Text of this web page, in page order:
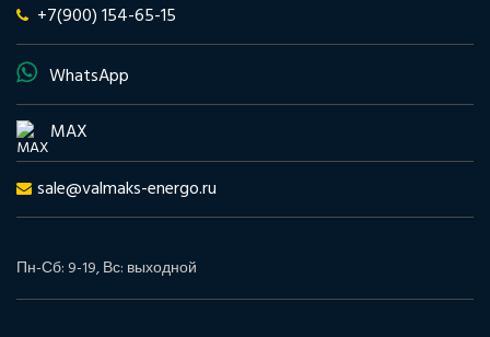
+7(900) 154-65-15
WhatsApp
MAX
sale@valmaks-energo.ru
Пн-Сб: 9-19, Вс: выходной